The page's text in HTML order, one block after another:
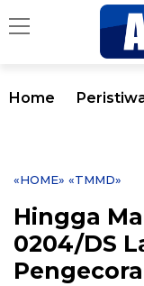
Home
«HOME» «TMMD»
Hingga
0204/DS